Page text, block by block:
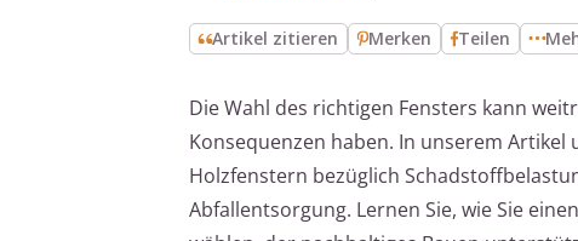
Artikel zitieren Merken Teilen
Die Wahl des richtigen Fensters kann
Konsequenzen haben. In unserem
Holzfenstern bezüglich
Abfallentsorgung. Lernen Sie, wie Sie